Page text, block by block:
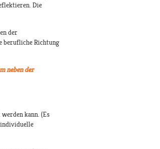
Die
der
berufliche Richtung
neben der
kann. (Es